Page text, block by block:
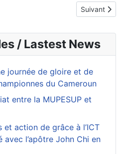
et tradition : la révolution à
Article
Suivant
/ Lastest News
journée de gloire et de
du Cameroun
entre la MUPESUP et
et action de grâce à l’ICT
avec l’apôtre John Chi en